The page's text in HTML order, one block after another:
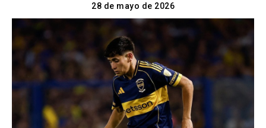
28 de mayo de 2026